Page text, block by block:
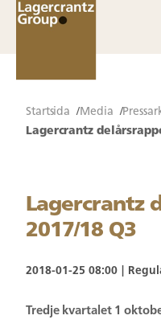
Startsida Media
Lagercrantz
Lagercrantz
2017/18 Q3
2018-01-25 08:00
Tredje kvartalet 1